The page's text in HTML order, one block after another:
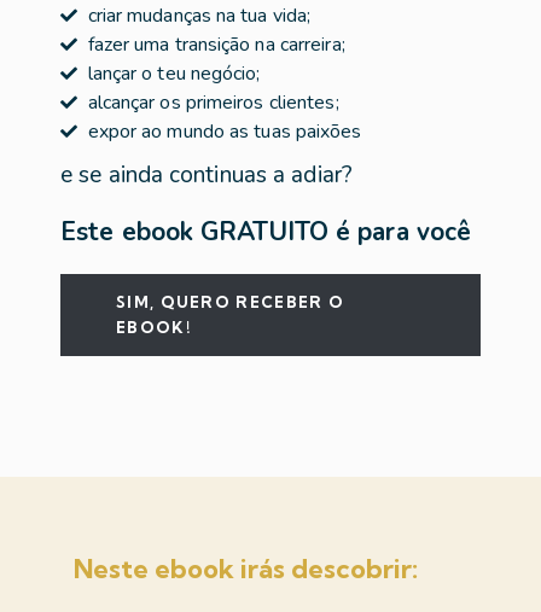
criar mudanças na tua vida;
fazer uma transição na carreira;
lançar o teu negócio;
alcançar os primeiros clientes;
expor ao mundo as tuas paixões
e se ainda continuas a adiar?
Este ebook GRATUITO é para você
SIM, QUERO RECEBER O
EBOOK!
Neste ebook irás descobrir: